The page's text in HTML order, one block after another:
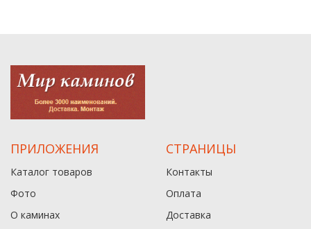
ПРИЛОЖЕНИЯ
Каталог товаров
Фото
О каминах
СТРАНИЦЫ
Контакты
Оплата
Доставка